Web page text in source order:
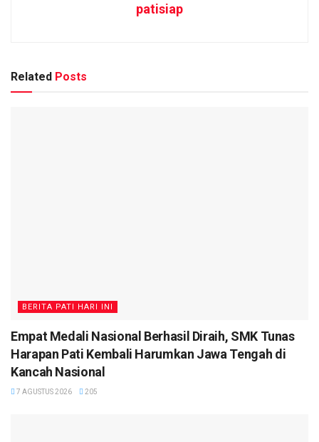
patisiap
Related Posts
BERITA PATI HARI INI
Empat Medali Nasional Berhasil Diraih, SMK Tunas
Harapan Pati Kembali Harumkan Jawa Tengah di
Kancah Nasional
7 AGUSTUS 2026 205